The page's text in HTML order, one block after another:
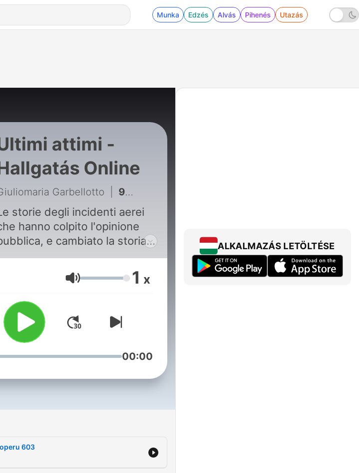
Munka Edzés Alvás Pihenés Utazás
attimi -
Online
Garbellotto 96 - Ciechi sul Pacifico - Volo Aeroperu 603
storie degli incidenti aerei
hanno colpito l'opinione
e cambiato la storia
Gli ultimi attimi
di voli maledetti, tra eroismi
estremi ed errori evitabili.
Supporta il podcast qui:
www.patreon.com/ultimiattimi
Tutti i link qui:
https://linktr.ee/ultimiattimi
podcast fa parte
di più,
il sito https://vois.fm/ —
sales@vois.fm
Hangerő 1 x
00:00
603
ALKALMAZÁS LETÖLTÉSE